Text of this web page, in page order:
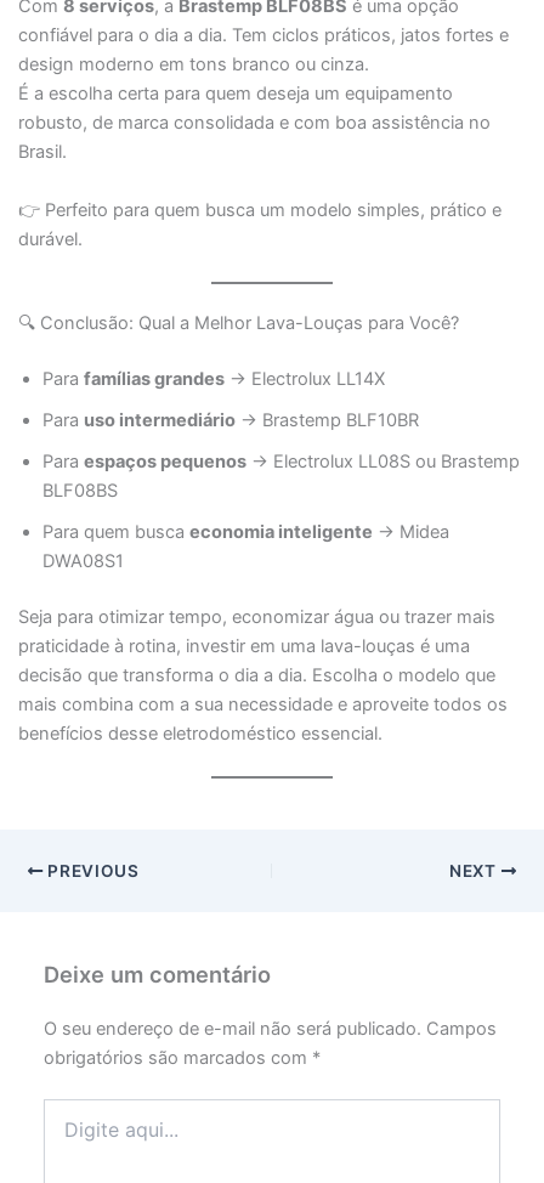
Com 8 serviços, a Brastemp BLF08BS é uma opção
confiável para o dia a dia. Tem ciclos práticos, jatos fortes e
design moderno em tons branco ou cinza.
É a escolha certa para quem deseja um equipamento
robusto, de marca consolidada e com boa assistência no
Brasil.
👉 Perfeito para quem busca um modelo simples, prático e
durável.
🔍 Conclusão: Qual a Melhor Lava-Louças para Você?
Para famílias grandes→ Electrolux LL14X
Para uso intermediário→ Brastemp BLF10BR
Para espaços pequenos→ Electrolux LL08S ou Brastemp
BLF08BS
Para quem busca economia inteligente → Midea
DWA08S1
Seja para otimizar tempo, economizar água ou trazer mais
praticidade à rotina, investir em uma lava-louças é uma
decisão que transforma o dia a dia. Escolha o modelo que
mais combina com a sua necessidade e aproveite todos os
benefícios desse eletrodoméstico essencial.
PREVIOUS NEXT
Deixe um comentário
O seu endereço de e-mail não será publicado. Campos
obrigatórios são marcados com *
aqui...